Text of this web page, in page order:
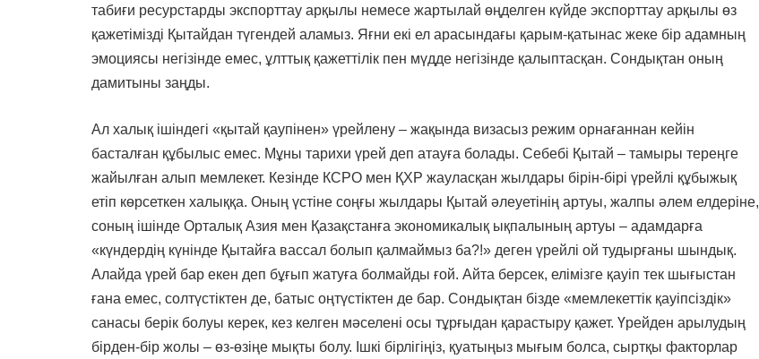
табиғи ресурстарды экспорттау арқылы немесе жартылай өңделген күйде экспорттау арқылы өз
қажетімізді Қытайдан түгендей аламыз. Яғни екі ел арасындағы қарым-қатынас жеке бір адамның
эмоциясы негізінде емес, ұлттық қажеттілік пен мүдде негізінде қалыптасқан. Сондықтан оның
дамитыны заңды.
Ал халық ішіндегі «қытай қаупінен» үрейлену – жақында визасыз режим орнағаннан кейін
басталған құбылыс емес. Мұны тарихи үрей деп атауға болады. Себебі Қытай – тамыры тереңге
жайылған алып мемлекет. Кезінде КСРО мен ҚХР жауласқан жылдары бірін-бірі үрейлі құбыжық
етіп көрсеткен халыққа. Оның үстіне соңғы жылдары Қытай әлеуетінің артуы, жалпы әлем елдеріне,
соның ішінде Орталық Азия мен Қазақстанға экономикалық ықпалының артуы – адамдарға
«күндердің күнінде Қытайға вассал болып қалмаймыз ба?!» деген үрейлі ой тудырғаны шындық.
Алайда үрей бар екен деп бұғып жатуға болмайды ғой. Айта берсек, елімізге қауіп тек шығыстан
ғана емес, солтүстіктен де, батыс оңтүстіктен де бар. Сондықтан бізде «мемлекеттік қауіпсіздік»
санасы берік болуы керек, кез келген мәселені осы тұрғыдан қарастыру қажет. Үрейден арылудың
бірден-бір жолы – өз-өзіңе мықты болу. Ішкі бірлігіңіз, қуатыңыз мығым болса, сыртқы факторлар